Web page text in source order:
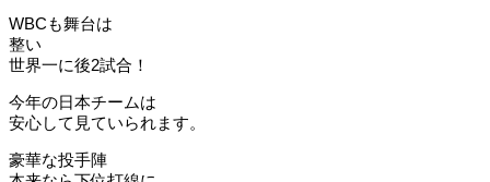
WBCも舞台は
整い
世界一に後2試合！
今年の日本チームは
安心して見ていられます。
豪華な投手陣